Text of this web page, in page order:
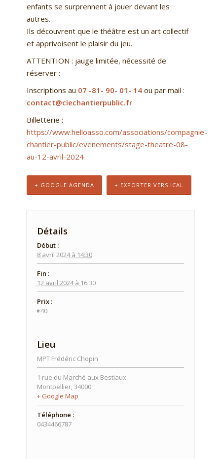
enfants se surprennent à jouer devant les
autres.
Ils découvrent que le théâtre est un art collectif
et apprivoisent le plaisir du jeu.
ATTENTION : jauge limitée, nécessité de
réserver :
Inscriptions au 07 -81- 90- 01- 14 ou par mail :
contact@ciechantierpublic.fr
Billetterie :
https://www.helloasso.com/associations/compagnie-
chantier-public/evenements/stage-theatre-08-
au-12-avril-2024
+ GOOGLE AGENDA + EXPORTER VERS ICAL
Détails
Début :
8 avril 2024 à 14:30
Fin :
12 avril 2024 à 16:30
Prix :
€40
Lieu
MPT Frédéric Chopin
1 rue du Marché aux Bestiaux
Montpellier,34000
+ Google Map
Téléphone :
0434466787